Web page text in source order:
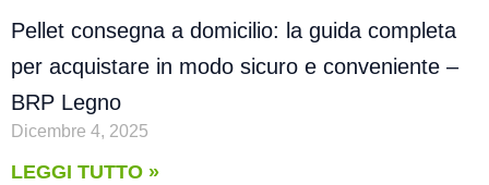
Pellet consegna a domicilio: la guida completa
per acquistare in modo sicuro e conveniente –
BRP Legno
Dicembre 4, 2025
LEGGI TUTTO »